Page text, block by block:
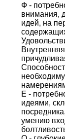
Ф -
внимания,
идей, на
Е -
идеями,
умению